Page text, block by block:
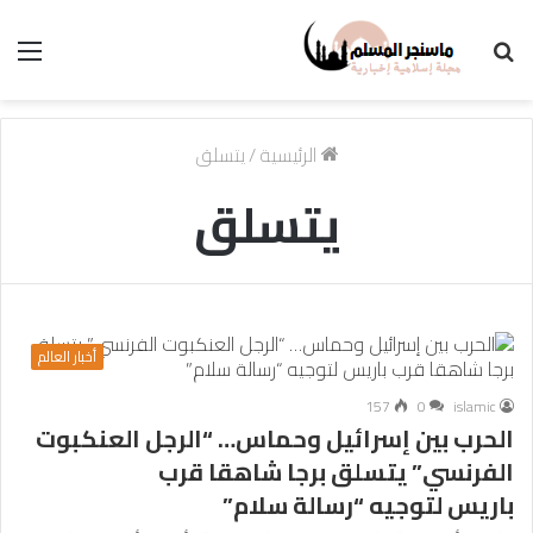
الرئيسية/يتسلق
يتسلق
أخبار العالم
islamic
0
157
الحرب بين إسرائيل وحماس… “الرجل العنكبوت
الفرنسي” يتسلق برجا شاهقا قرب
باريس لتوجيه “رسالة سلام”